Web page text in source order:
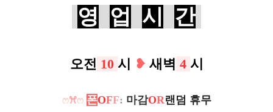
영 업 시 간
오전 10 시 ❥ 새벽 4 시
ෆꕮෆ 폰OFF: 마감OR랜덤 휴무